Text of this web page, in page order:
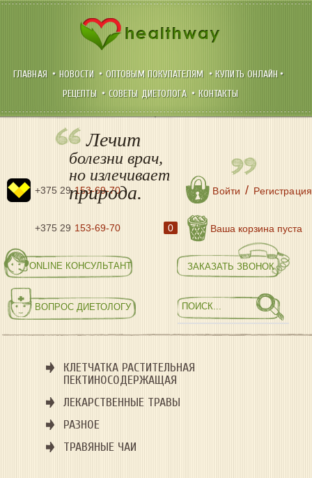
ГЛАВНАЯ НОВОСТИ ОПТОВЫМ ПОКУПАТЕЛЯМ
КУПИТЬ ОНЛАЙН
РЕЦЕПТЫ
СОВЕТЫ ДИЕТОЛОГА КОНТАКТЫ
+375 29 153-69-70
+375 29 153-69-70
Лечит
болезни врач,
но излечивает
природа. Войти / Регистрация
0 Ваша корзина пуста
ЗАКАЗАТЬ ЗВОНОК
ВОПРОС ДИЕТОЛОГУ
ONLINE КОНСУЛЬТАНТ
КЛЕТЧАТКА РАСТИТЕЛЬНАЯ
ПЕКТИНОСОДЕРЖАЩАЯ
ЛЕКАРСТВЕННЫЕ ТРАВЫ
РАЗНОЕ
ТРАВЯНЫЕ ЧАИ